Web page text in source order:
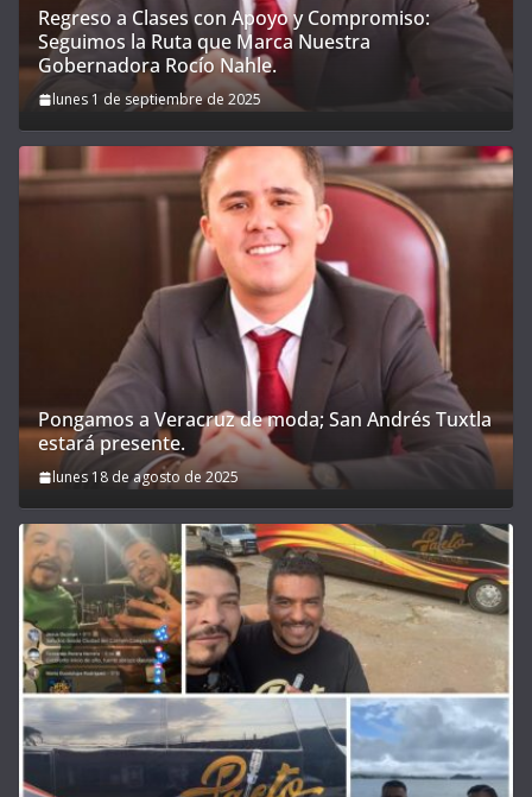
Regreso a Clases con Apoyo y Compromiso:
Seguimos la Ruta que Marca Nuestra
Gobernadora Rocío Nahle.
lunes 1 de septiembre de 2025
Pongamos a Veracruz de moda; San Andrés Tuxtla
estará presente.
lunes 18 de agosto de 2025